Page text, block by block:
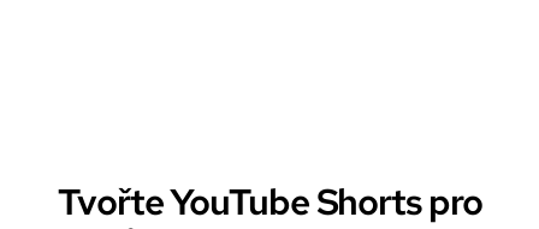
Tvořte YouTube Shorts pro